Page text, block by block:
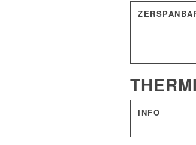
INFO